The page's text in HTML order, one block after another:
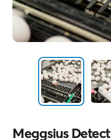
Meggsius Detect